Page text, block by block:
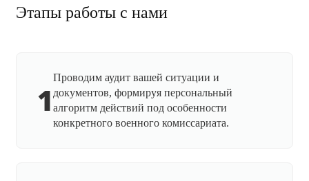
Этапы работы с нами
1
Проводим аудит вашей ситуации и
документов, формируя персональный
алгоритм действий под особенности
конкретного военного комиссариата.